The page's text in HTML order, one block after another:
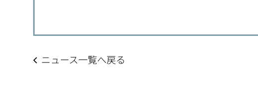
ニュース一覧へ戻る